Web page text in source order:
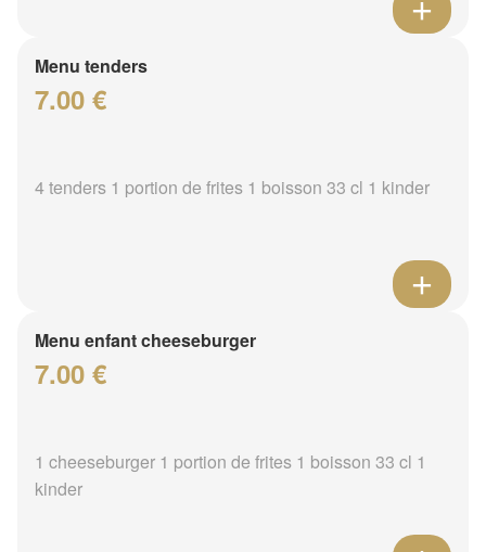
Menu tenders
7.00 €
4 tenders 1 portion de frites 1 boisson 33 cl 1 kinder
Menu enfant cheeseburger
7.00 €
1 cheeseburger 1 portion de frites 1 boisson 33 cl 1
kinder